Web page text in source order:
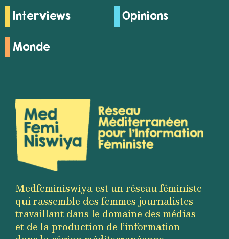
Interviews Opinions
Monde
Medfeminiswiya est un réseau féministe
qui rassemble des femmes journalistes
travaillant dans le domaine des médias
et de la production de l’information